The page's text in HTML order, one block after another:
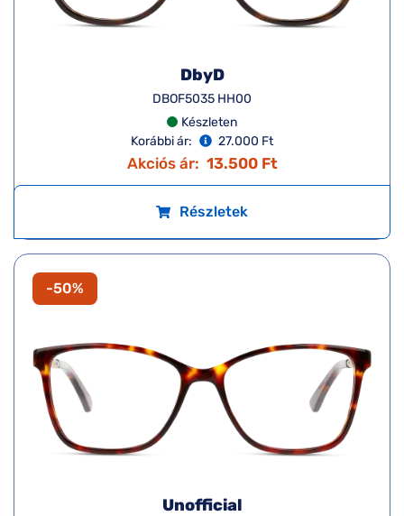
DbyD
DBOF5035 HH00
Készleten
Korábbi ár:
27.000 Ft
Akciós ár: 13.500 Ft
Részletek
-50%
Unofficial